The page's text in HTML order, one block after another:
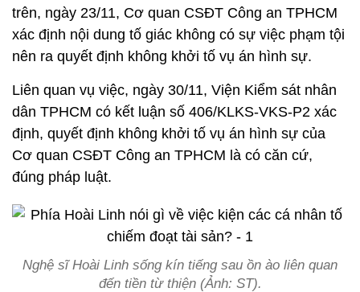
trên, ngày 23/11, Cơ quan CSĐT Công an TPHCM
xác định nội dung tố giác không có sự việc phạm tội
nên ra quyết định không khởi tố vụ án hình sự.
Liên quan vụ việc, ngày 30/11, Viện Kiểm sát nhân
dân TPHCM có kết luận số 406/KLKS-VKS-P2 xác
định, quyết định không khởi tố vụ án hình sự của
Cơ quan CSĐT Công an TPHCM là có căn cứ,
đúng pháp luật.
Nghệ sĩ Hoài Linh sống kín tiếng sau ồn ào liên quan
đến tiền từ thiện (Ảnh: ST).